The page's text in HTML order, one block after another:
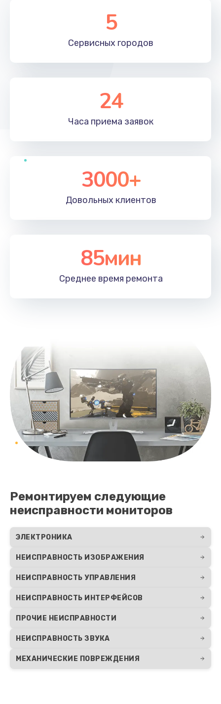
5
Сервисных городов
24
Часа приема заявок
3000+
Довольных клиентов
85мин
Среднее время ремонта
Ремонтируем следующие
неисправности мониторов
ЭЛЕКТРОНИКА
НЕИСПРАВНОСТЬ ИЗОБРАЖЕНИЯ
НЕИСПРАВНОСТЬ УПРАВЛЕНИЯ
НЕИСПРАВНОСТЬ ИНТЕРФЕЙСОВ
ПРОЧИЕ НЕИСПРАВНОСТИ
НЕИСПРАВНОСТЬ ЗВУКА
МЕХАНИЧЕСКИЕ ПОВРЕЖДЕНИЯ